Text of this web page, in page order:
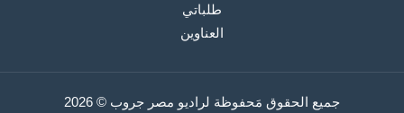
طلباتي
العناوين
جميع الحقوق مَحفوظة لراديو مصر جروب © 2026